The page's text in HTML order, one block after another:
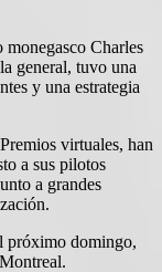
Charles
general, tuvo una
y una estrategia
virtuales, han
a sus pilotos
a grandes
próximo domingo,